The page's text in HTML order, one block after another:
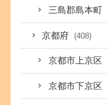
三島郡島本町
京都府 (408)
京都市上京区
京都市下京区